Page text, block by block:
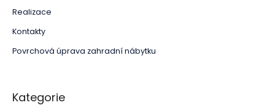
Realizace
Kontakty
Povrchová úprava zahradní nábytku
Kategorie